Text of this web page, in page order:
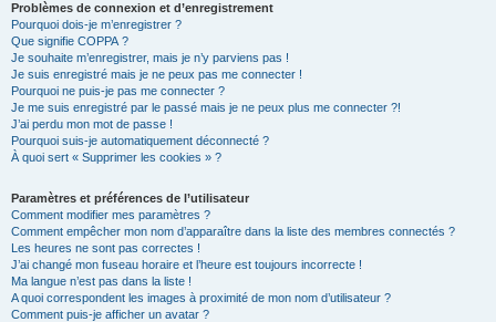
Problèmes de connexion et d’enregistrement
Pourquoi dois-je m’enregistrer ?
Que signifie COPPA ?
Je souhaite m’enregistrer, mais je n’y parviens pas !
Je suis enregistré mais je ne peux pas me connecter !
Pourquoi ne puis-je pas me connecter ?
Je me suis enregistré par le passé mais je ne peux plus me connecter ?!
J’ai perdu mon mot de passe !
Pourquoi suis-je automatiquement déconnecté ?
À quoi sert « Supprimer les cookies » ?
Paramètres et préférences de l’utilisateur
Comment modifier mes paramètres ?
Comment empêcher mon nom d’apparaître dans la liste des membres connectés ?
Les heures ne sont pas correctes !
J’ai changé mon fuseau horaire et l’heure est toujours incorrecte !
Ma langue n’est pas dans la liste !
A quoi correspondent les images à proximité de mon nom d’utilisateur ?
Comment puis-je afficher un avatar ?